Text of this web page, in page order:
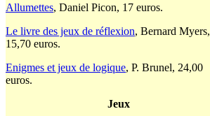
Allumettes, Daniel Picon, 17 euros.
Le livre des jeux de réflexion, Bernard Myers,
15,70 euros.
Enigmes et jeux de logique, P. Brunel, 24,00
euros.
Jeux